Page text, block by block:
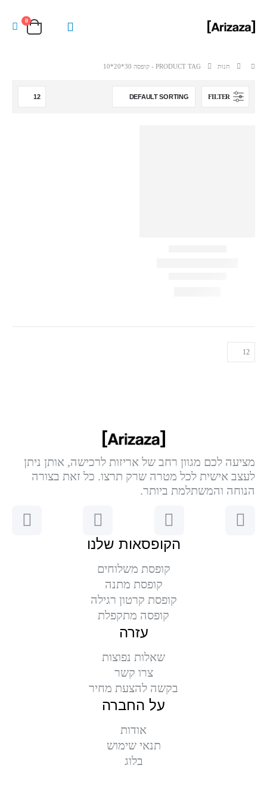
0
חנות PRODUCT TAG - קופסה 30*20*10
FILTER
מציעה לכם מגוון רחב של אריזות לרכישה, אותן ניתן
לעצב אישית לכל מטרה שרק תרצו. כל זאת בצורה
הנוחה והמשתלמת ביותר.
הקופסאות שלנו
קופסת משלוחים
קופסת מתנה
קופסת קרטון רגילה
קופסה מתקפלת
עזרה
שאלות נפוצות
צרו קשר
בקשה להצעת מחיר
על החברה
אודות
תנאי שימוש
בלוג